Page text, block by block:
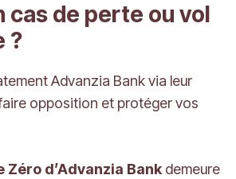
cas de perte ou vol
?
Advanzia Bank via leur
opposition et protéger vos
Zéro d’Advanzia Bank demeure